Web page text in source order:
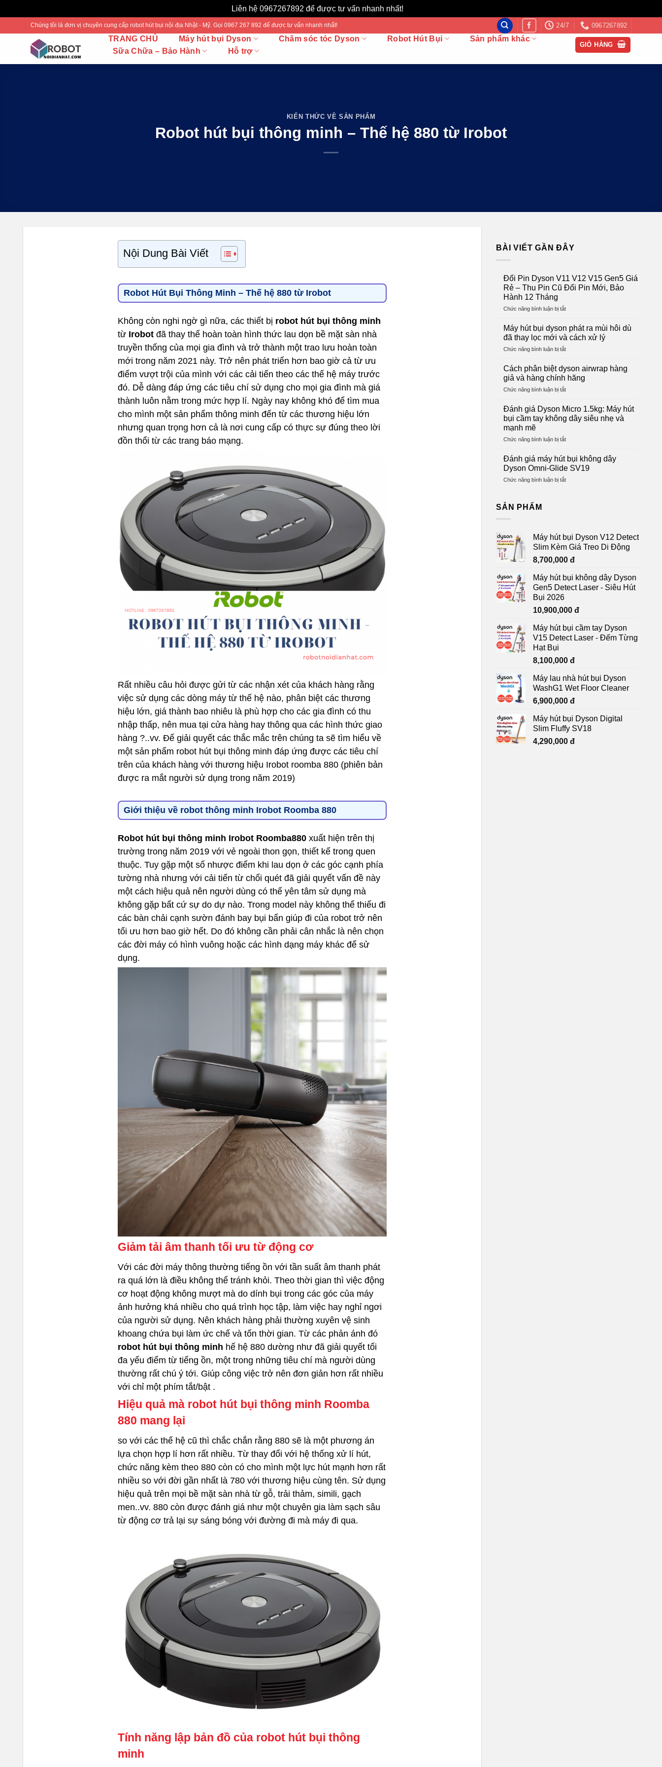
Liên hệ 0967267892 để được tư vấn nhanh nhất!
qua
Chúng tôi là đơn vị chuyên cung cấp robot hút bụi nội địa Nhật - Mỹ. Gọi 0967 267 892 để được tư vấn nhanh nhất! 24/7 0967267892
TRANG CHỦ Máy hút bụi Dyson Chăm sóc tóc Dyson Robot Hút Bụi
Sản phẩm khác
Sữa Chữa – Bảo Hành
Hỗ trợ
GIỎ HÀNG
KIẾN THỨC VỀ SẢN PHẨM
Robot hút bụi thông minh – Thế hệ 880 từ Irobot
Nội Dung Bài Viết
Robot Hút Bụi Thông Minh – Thế hệ 880 từ Irobot
Không còn nghi ngờ gì nữa, các thiết bị robot hút bụi thông minh
từ Irobot đã thay thế hoàn toàn hình thức lau dọn bề mặt sàn nhà
truyền thống của mọi gia đình và trở thành một trao lưu hoàn toàn
mới trong năm 2021 này. Trở nên phát triển hơn bao giờ cả từ ưu
điểm vượt trội của mình với các cải tiến theo các thế hệ máy trước
đó. Dễ dàng đáp ứng các tiêu chí sử dụng cho mọi gia đình mà giá
thành luôn nằm trong mức hợp lí. Ngày nay không khó để tìm mua
cho mình một sản phẩm thông minh đến từ các thương hiệu lớn
nhưng quan trọng hơn cả là nơi cung cấp có thực sự đúng theo lời
đồn thổi từ các trang báo mạng.
Rất nhiều câu hỏi được gửi từ các nhận xét của khách hàng rằng
việc sử dụng các dòng máy từ thế hệ nào, phân biệt các thương
hiệu lớn, giá thành bao nhiêu là phù hợp cho các gia đình có thu
nhập thấp, nên mua tại cửa hàng hay thông qua các hình thức giao
hàng ?..vv. Để giải quyết các thắc mắc trên chúng ta sẽ tìm hiểu về
một sản phẩm robot hút bụi thông minh đáp ứng được các tiêu chí
trên của khách hàng với thương hiệu Irobot roomba 880 (phiên bản
được ra mắt người sử dụng trong năm 2019)
Giới thiệu về robot thông minh Irobot Roomba 880
Robot hút bụi thông minh Irobot Roomba880 xuất hiện trên thị
trường trong năm 2019 với vẻ ngoài thon gọn, thiết kế trong quen
thuộc. Tuy gặp một số nhược điểm khi lau dọn ở các góc cạnh phía
tường nhà nhưng với cải tiến từ chổi quét đã giải quyết vấn đề này
một cách hiệu quả nên người dùng có thể yên tâm sử dụng mà
không gặp bất cứ sự do dự nào. Trong model này không thể thiếu đi
các bàn chải cạnh sườn đánh bay bụi bẩn giúp đi của robot trở nên
tối ưu hơn bao giờ hết. Do đó không cần phải cân nhắc là nên chọn
các đời máy có hình vuông hoặc các hình dạng máy khác để sử
dụng.
Giảm tải âm thanh tối ưu từ động cơ
Với các đời máy thông thường tiếng ồn với tần suất âm thanh phát
ra quá lớn là điều không thể tránh khỏi. Theo thời gian thì việc động
cơ hoạt động không mượt mà do dính bụi trong các góc của máy
ảnh hưởng khá nhiều cho quá trình học tập, làm việc hay nghỉ ngơi
của người sử dụng. Nên khách hàng phải thường xuyên vệ sinh
khoang chứa bụi làm ức chế và tốn thời gian. Từ các phản ánh đó
robot hút bụi thông minh hế hệ 880 dường như đã giải quyết tối
đa yếu điểm từ tiếng ồn, một trong những tiêu chí mà người dùng
thường rất chú ý tới. Giúp công việc trở nên đơn giản hơn rất nhiều
với chỉ một phím tắt/bật .
Hiệu quả mà robot hút bụi thông minh Roomba
880 mang lại
so với các thế hệ cũ thì chắc chắn rằng 880 sẽ là một phương án
lựa chọn hợp lí hơn rất nhiều. Từ thay đổi với hệ thống xử lí hút,
chức năng kèm theo 880 còn có cho mình một lực hút mạnh hơn rất
nhiều so với đời gần nhất là 780 với thương hiệu cùng tên. Sử dụng
hiệu quả trên mọi bề mặt sàn nhà từ gỗ, trải thảm, simili, gạch
men..vv. 880 còn được đánh giá như một chuyên gia làm sạch sâu
từ động cơ trả lại sự sáng bóng với đường đi mà máy đi qua.
Tính năng lập bản đồ của robot hút bụi thông
minh
BÀI VIẾT GẦN ĐÂY
Đổi Pin Dyson V11 V12 V15 Gen5 Giá
Rẻ – Thu Pin Cũ Đổi Pin Mới, Bảo
Hành 12 Tháng
Chức năng bình luận bị tắtở
Dyson
V11
V12
Gen5
Giá
–
Pin
Cũ
Mới,
Hành
12
Máy hút bụi dyson phát ra mùi hôi dù
đã thay lọc mới và cách xử lý
Chức năng bình luận bị tắtở
bụi
dyson
phát
mùi
hôi
dù
thay
mới
và
xử
Cách phân biệt dyson airwrap hàng
giả và hàng chính hãng
Chức năng bình luận bị tắtở
phân
biệt
dyson
hàng
và
hàng
chính
hãng
Đánh giá Dyson Micro 1.5kg: Máy hút
bụi cầm tay không dây siêu nhẹ và
mạnh mẽ
Chức năng bình luận bị tắtở
giá
Dyson
Micro
1.5kg:
dây
siêu
nhẹ
và
mẽ
Đánh giá máy hút bụi không dây
Dyson Omni-Glide SV19
Chức năng bình luận bị tắtở
dây
Dyson
Glide
SẢN PHẨM
Máy hút bụi Dyson V12 Detect
Slim Kèm Giá Treo Di Động
8,700,000 đ
Máy hút bụi không dây Dyson
Gen5 Detect Laser - Siêu Hút
Bụi 2026
10,900,000 đ
Máy hút bụi cầm tay Dyson
V15 Detect Laser - Đếm Từng
Hạt Bụi
8,100,000 đ
Máy lau nhà hút bụi Dyson
WashG1 Wet Floor Cleaner
6,900,000 đ
Máy hút bụi Dyson Digital
Slim Fluffy SV18
4,290,000 đ